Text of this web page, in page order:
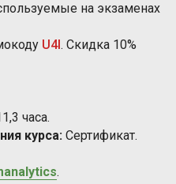
на экзаменах
U4I. Скидка 10%
часа.
курса: Сертификат.
.